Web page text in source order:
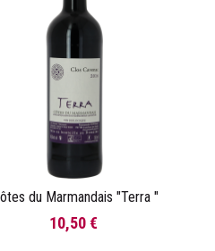
Ajouter au panier
du Marmandais "Terra "
10,50 €